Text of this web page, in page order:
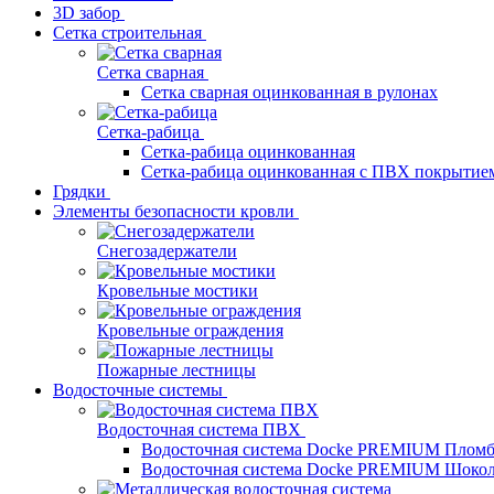
3D забор
Сетка строительная
Сетка сварная
Сетка сварная оцинкованная в рулонах
Сетка-рабица
Сетка-рабица оцинкованная
Сетка-рабица оцинкованная с ПВХ
Грядки
Элементы безопасности кровли
Снегозадержатели
Кровельные мостики
Кровельные ограждения
Пожарные лестницы
Водосточные системы
Водосточная система ПВХ
Водосточная система Docke PREMIUM
Водосточная система Docke PREMIUM